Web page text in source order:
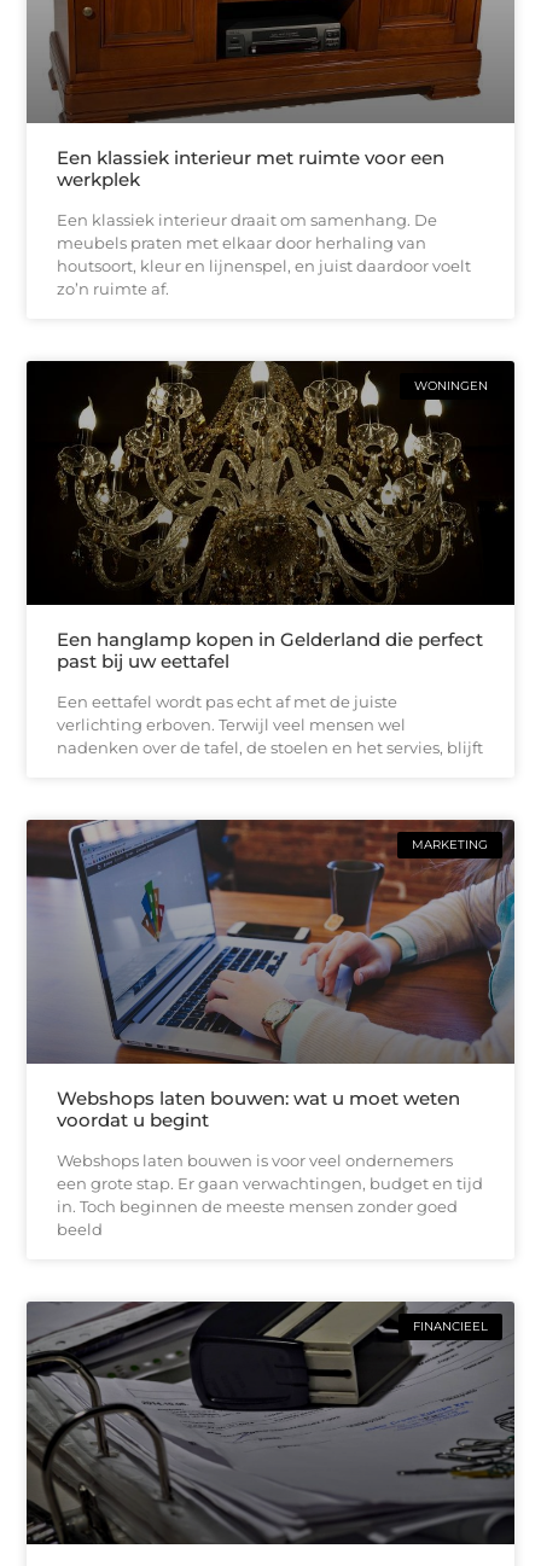
Een klassiek interieur met ruimte voor een
werkplek
Een klassiek interieur draait om samenhang. De
meubels praten met elkaar door herhaling van
houtsoort, kleur en lijnenspel, en juist daardoor voelt
zo’n ruimte af.
WONINGEN
Een hanglamp kopen in Gelderland die perfect
past bij uw eettafel
Een eettafel wordt pas echt af met de juiste
verlichting erboven. Terwijl veel mensen wel
nadenken over de tafel, de stoelen en het servies, blijft
MARKETING
Webshops laten bouwen: wat u moet weten
voordat u begint
Webshops laten bouwen is voor veel ondernemers
een grote stap. Er gaan verwachtingen, budget en tijd
in. Toch beginnen de meeste mensen zonder goed
beeld
FINANCIEEL